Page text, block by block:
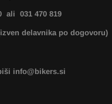
ali 031 470 819
delavnika po dogovoru)
info@bikers.si